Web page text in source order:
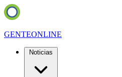
GENTEONLINE
Noticias